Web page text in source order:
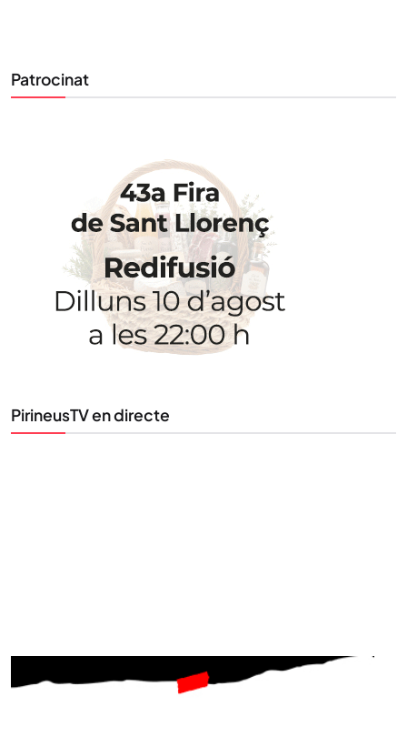
Patrocinat
PirineusTV en directe
STAY UPDATED
Uneix-te al nostre butlletí
Tota l’actualitat, seleccionada i enviada directament
al teu correu. Subscriu-te al nostre butlletí i segueix
la informació que importa.